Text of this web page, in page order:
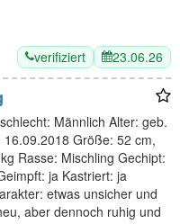
verifiziert 23.06.26
Männlich Alter: geb.
16.09.2018 Größe: 52 cm,
Rasse: Mischling Gechipt:
ja Kastriert: ja
etwas unsicher und
aber dennoch ruhig und